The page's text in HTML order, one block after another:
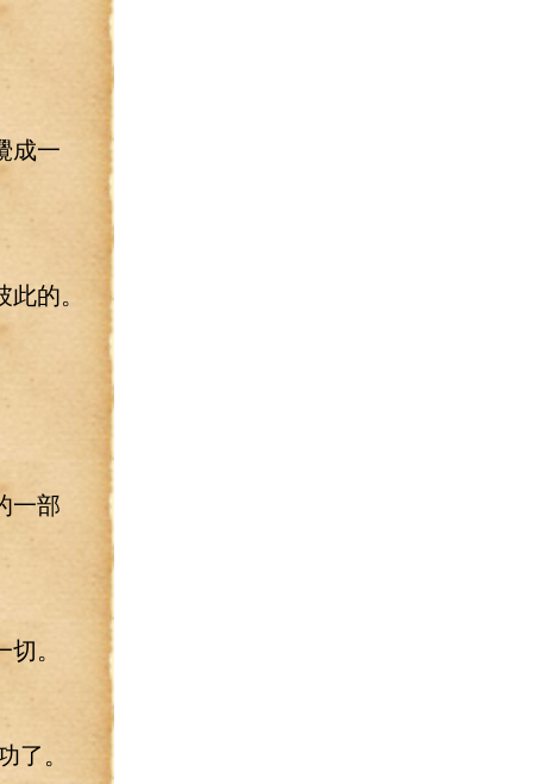
成一
的。
一部
。
。